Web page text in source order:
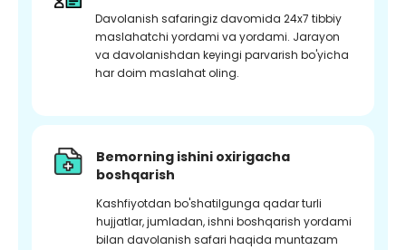
Davolanish safaringiz davomida 24x7 tibbiy
maslahatchi yordami va yordami. Jarayon
va davolanishdan keyingi parvarish bo'yicha
har doim maslahat oling.
Bemorning ishini oxirigacha
boshqarish
Kashfiyotdan bo'shatilgunga qadar turli
hujjatlar, jumladan, ishni boshqarish yordami
bilan davolanish safari haqida muntazam